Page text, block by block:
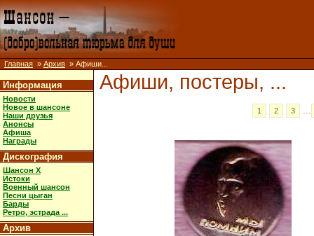
Главная » Архив » Афиши...
Информация
Новости
Новое в шансоне
Наши друзья
Анонсы
Афиша
Награды
Дискография
Шансон X
Истоки
Военный шансон
Песни цыган
Барды
Ретро, эстрада ...
Архив
Афиши, постеры, ...
1 2 3 ...